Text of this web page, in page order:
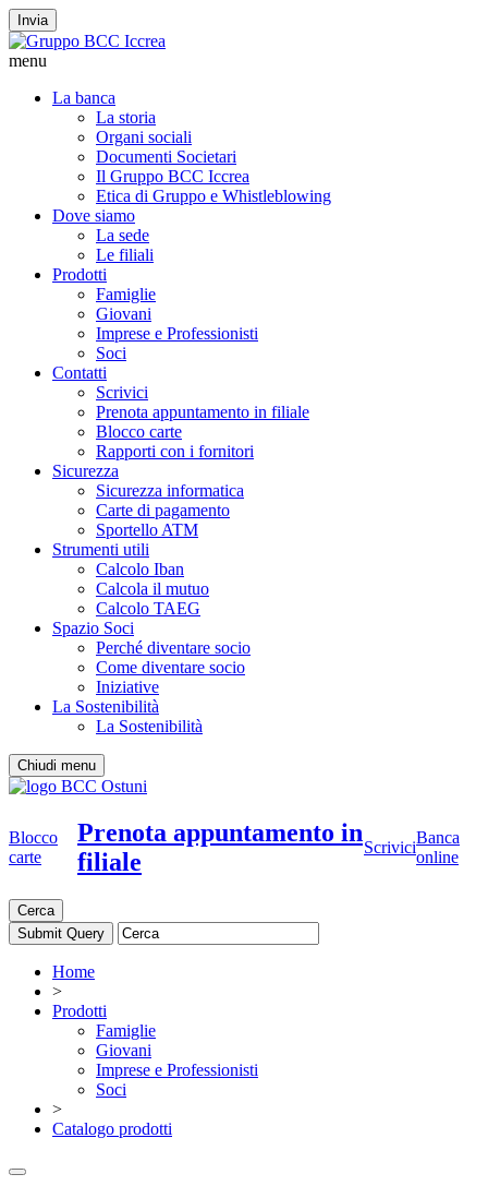
Invia
menu
La banca
La storia
Organi sociali
Documenti Societari
Il Gruppo BCC Iccrea
Etica di Gruppo e Whistleblowing
Dove siamo
La sede
Le filiali
Prodotti
Famiglie
Giovani
Imprese e Professionisti
Soci
Contatti
Scrivici
Prenota appuntamento in filiale
Blocco carte
Rapporti con i fornitori
Sicurezza
Sicurezza informatica
Carte di pagamento
Sportello ATM
Strumenti utili
Calcolo Iban
Calcola il mutuo
Calcolo TAEG
Spazio Soci
Perché diventare socio
Come diventare socio
Iniziative
La Sostenibilità
La Sostenibilità
Chiudi menu
Blocco
carte
Prenota appuntamento in
filiale
Scrivici
Banca
online
Cerca
Home
>
Prodotti
Famiglie
Giovani
Imprese e Professionisti
Soci
>
Catalogo prodotti